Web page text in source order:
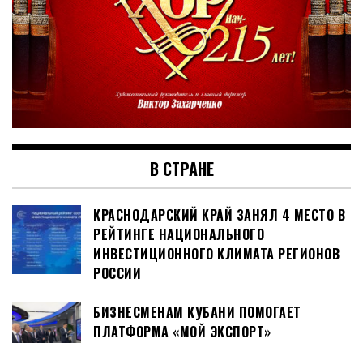
В СТРАНЕ
КРАСНОДАРСКИЙ КРАЙ ЗАНЯЛ 4 МЕСТО В
РЕЙТИНГЕ НАЦИОНАЛЬНОГО
ИНВЕСТИЦИОННОГО КЛИМАТА РЕГИОНОВ
РОССИИ
БИЗНЕСМЕНАМ КУБАНИ ПОМОГАЕТ
ПЛАТФОРМА «МОЙ ЭКСПОРТ»